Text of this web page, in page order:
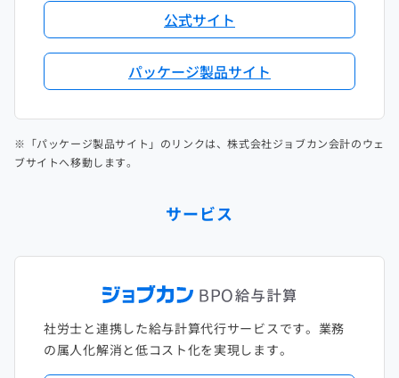
公式サイト
パッケージ製品サイト
※「パッケージ製品サイト」のリンクは、株式会社ジョブカン会計のウェ
ブサイトへ移動します。
サービス
社労士と連携した給与計算代行サービスです。業務
の属人化解消と低コスト化を実現します。